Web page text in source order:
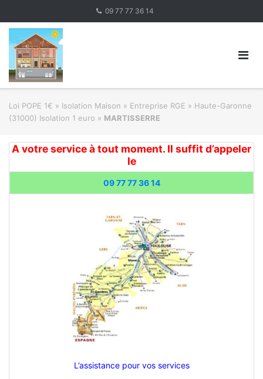
content
09 77 77 36 14
Loi POPE 1€ » Isolation Maison » Entreprise RGE » Haute-Garonne
(31000) Isolation 1 euro » MARTISSERRE
A votre service à tout moment. Il suffit d’appeler
le
09 77 77 36 14
L’assistance pour vos services